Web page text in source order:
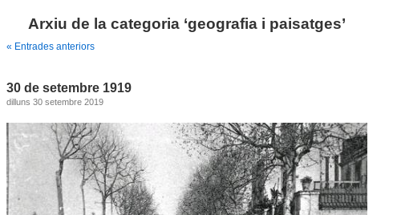
Arxiu de la categoria ‘geografia i paisatges’
« Entrades anteriors
30 de setembre 1919
dilluns 30 setembre 2019